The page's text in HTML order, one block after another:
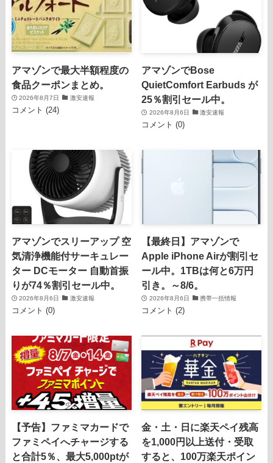
アマゾンで最大半額程度の
食品クーポンまとめ。
2026年8月7日 激安速報
コメント (24)
アマゾンでBose
QuietComfort Earbuds が
25％割引セール中。
2026年8月6日 激安速報
コメント (0)
アマゾンでスリーアップ 空
気清浄機能付サーキュレー
ター DCモーター 自動首振
りが74％割引セール中。
2026年8月6日 激安速報
コメント (0)
【最終日】アマゾンで
Apple iPhone Airが割引セ
ール中。1TBは何と6万円
引き。～8/6。
2026年8月6日 携帯一括情報
コメント (2)
【予告】ファミマカードで
ファミペイへチャージする
と合計5％、最大5,000ptが
金・土・日に楽天ペイ残高
を1,000円以上送付・受取
すると、100万楽天ポイン